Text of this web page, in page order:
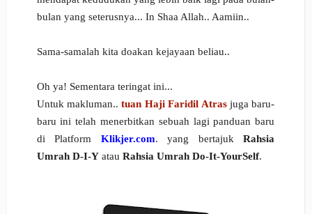
bulan yang seterusnya... In Shaa Allah.. Aamiin..
Sama-samalah kita doakan kejayaan beliau..
Oh ya! Sementara teringat ini...
Untuk makluman..tuan Haji Faridil Atrasjuga baru-
baru ini telah menerbitkan sebuah lagi panduan baru
di Platform Klikjer.com. yang bertajukRahsia
Umrah D-I-Yatau Rahsia Umrah Do-It-YourSelf.